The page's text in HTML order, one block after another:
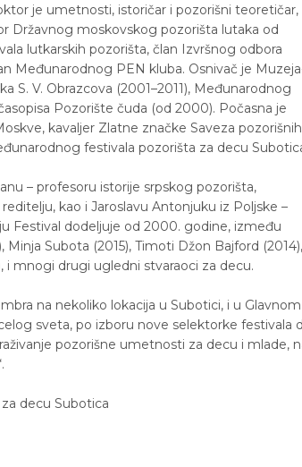
je umetnosti, istoričar i pozorišni teoretičar,
Državnog moskovskog pozorišta lutaka od
lutkarskih pozorišta, član Izvršnog odbora
Međunarodnog PEN kluba. Osnivač je
S. V. Obrazcova (2001–2011), Međunarodnog
Pozorište čuda (od 2000). Počasna je
kavaljer Zlatne značke Saveza pozorišnih
festivala pozorišta za decu
– profesoru istorije srpskog pozorišta,
kao i Jaroslavu Antonjuku iz Poljske –
Festival dodeljuje od 2000. godine, između
Minja Subota (2015), Timoti Džon Bajford (2014),
i mnogi drugi ugledni stvaraoci za decu.
na nekoliko lokacija u Subotici, i u Glavnom
sveta, po izboru nove selektorke festivala
pozorišne umetnosti za decu i mlade,
decu Subotica